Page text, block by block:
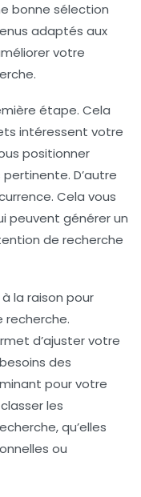
bonne sélection
adaptés aux
votre
.
étape. Cela
intéressent votre
positionner
D’autre
. Cela vous
peuvent générer un
de recherche
la raison pour
recherche.
d’ajuster votre
des
pour votre
les
qu’elles
ou